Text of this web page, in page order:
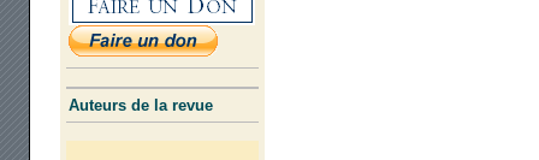
Auteurs de la revue